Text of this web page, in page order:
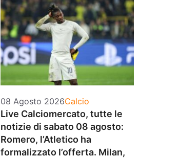
08 Agosto 2026Categorie
Calcio
Live Calciomercato, tutte le
notizie di sabato 08 agosto:
Romero, l’Atletico ha
formalizzato l’offerta. Milan,